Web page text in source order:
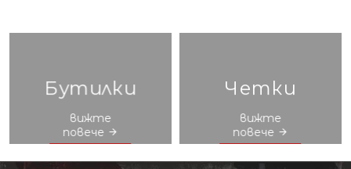
Бутилки
вижте
повече
Четки
вижте
повече